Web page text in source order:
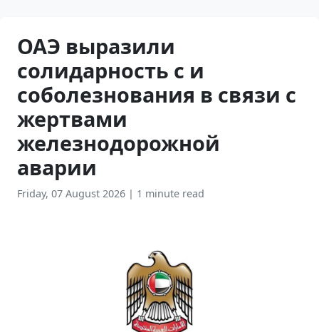
ОАЭ выразили
солидарность с и
соболезнования в связи с
жертвами
железнодорожной
аварии
Friday, 07 August 2026 | 1 minute read